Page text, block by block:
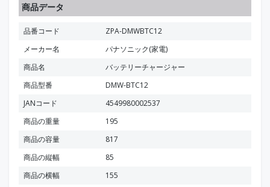
商品データ
品番コード
ZPA-DMWBTC12
メーカー名
パナソニック(家電)
商品名
バッテリーチャージャー
商品型番
DMW-BTC12
JANコード
4549980002537
商品の重量
195
商品の容量
817
商品の縦幅
85
商品の横幅
155